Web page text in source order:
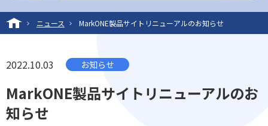
ニュース MarkONE製品サイトリニューアルのお知らせ
2022.10.03 お知らせ
MarkONE製品サイトリニューアルのお
知らせ